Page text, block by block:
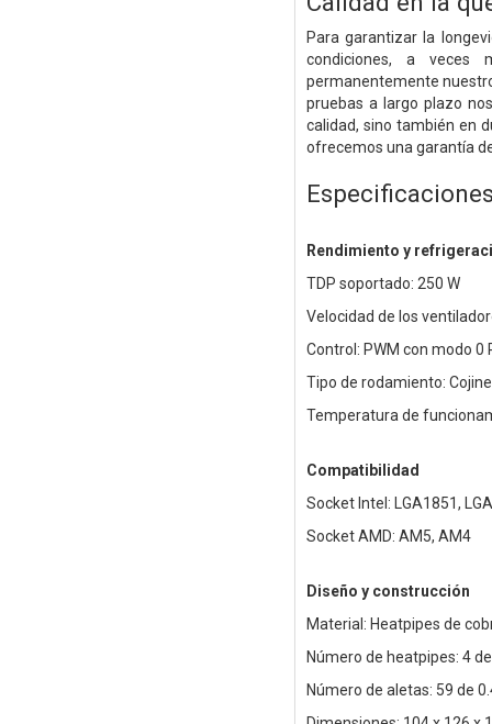
Para garantizar la
condiciones, a veces
permanentemente
pruebas a largo plazo
calidad, sino también en
ofrecemos una garantía
Rendimiento y
TDP soportado: 250 W
Velocidad de los
Control: PWM con modo 0
Tipo de rodamiento:
Temperatura de
Compatibilidad
Socket Intel: LGA1851,
Socket AMD: AM5, AM4
Diseño y construcción
Material: Heatpipes de
Número de heatpipes: 4
Número de aletas: 59 de